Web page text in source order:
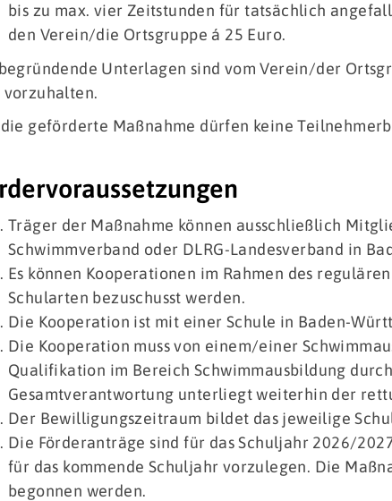
bis zu max. vier Zeitstunden für tatsächlich
den Verein/die Ortsgruppe á 25 Euro.
Unterlagen sind vom Verein/der
vorzuhalten.
geförderte Maßnahme dürfen keine
Träger der Maßnahme können ausschließlich
Schwimmverband oder DLRG-Landesverband in
Es können Kooperationen im Rahmen des
Schularten bezuschusst werden.
Die Kooperation ist mit einer Schule in Baden-
Die Kooperation muss von einem/einer
Qualifikation im Bereich Schwimmausbildung
Gesamtverantwortung unterliegt weiterhin der
Der Bewilligungszeitraum bildet das jeweilige
Die Förderanträge sind für das Schuljahr 2026/
für das kommende Schuljahr vorzulegen. Die
begonnen werden.